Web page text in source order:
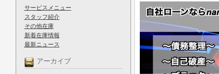
サービスメニュー
スタッフ紹介
その他在庫
新着在庫情報
最新ニュース
アーカイブ